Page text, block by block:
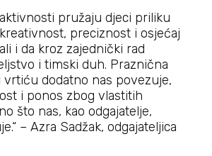
aktivnosti pružaju djeci priliku
preciznost i osjećaj
i da kroz zajednički rad
i timski duh. Praznična
vrtiću dodatno nas povezuje,
i ponos zbog vlastitih
što nas, kao odgajatelje,
– Azra Sadžak, odgajateljica